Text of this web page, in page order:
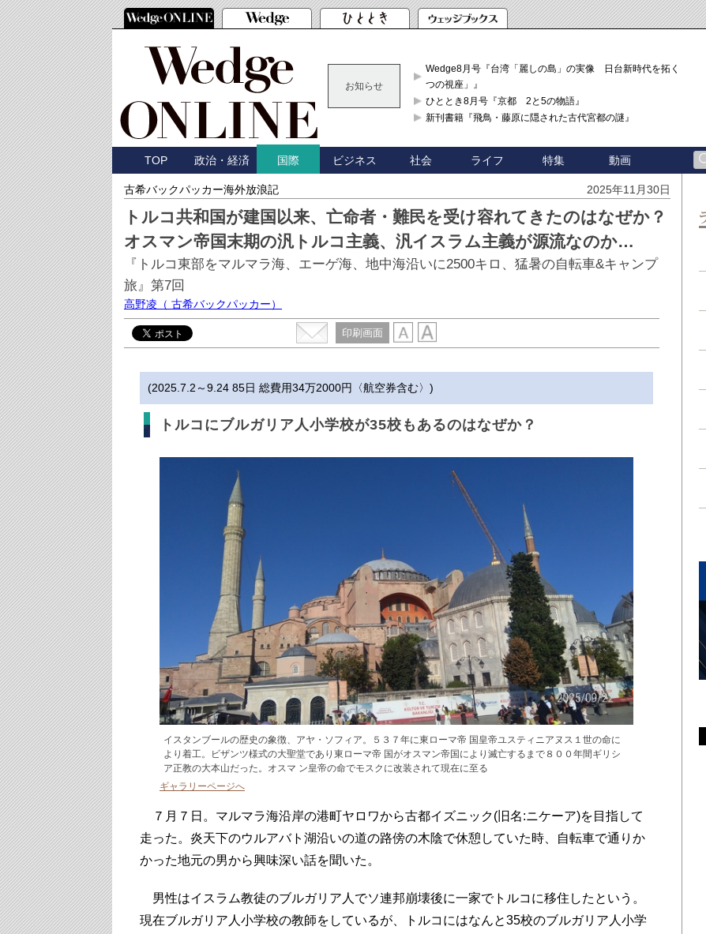
お知らせ
Wedge8月号『台湾「麗しの島」の実像 日台新時代を拓く「3
つの視座」』
ひととき8月号『京都 2と5の物語』
新刊書籍『飛鳥・藤原に隠された古代宮都の謎』
TOP 政治・経済 国際 ビジネス 社会 ライフ 特集 動画
古希バックパッカー海外放浪記 2025年11月30日
トルコ共和国が建国以来、亡命者・難民を受け容れてきたのはなぜか？
オスマン帝国末期の汎トルコ主義、汎イスラム主義が源流なのか…
『トルコ東部をマルマラ海、エーゲ海、地中海沿いに2500キロ、猛暑の自転車&キャンプ
旅』第7回
高野凌 （ 古希バックパッカー）
印刷画面
(2025.7.2～9.24 85日 総費用34万2000円〈航空券含む〉)
トルコにブルガリア人小学校が35校もあるのはなぜか？
イスタンブールの歴史の象徴、アヤ・ソフィア。５３７年に東ローマ帝 国皇帝ユスティニアヌス１世の命に
より着工。ビザンツ様式の大聖堂であり東ローマ帝 国がオスマン帝国により滅亡するまで８００年間ギリシ
ア正教の大本山だった。オスマ ン皇帝の命でモスクに改装されて現在に至る
ギャラリーページへ
７月７日。マルマラ海沿岸の港町ヤロワから古都イズニック(旧名:ニケーア)を目指して
走った。炎天下のウルアバト湖沿いの道の路傍の木陰で休憩していた時、自転車で通りか
かった地元の男から興味深い話を聞いた。
男性はイスラム教徒のブルガリア人でソ連邦崩壊後に一家でトルコに移住したという。
現在ブルガリア人小学校の教師をしているが、トルコにはなんと35校のブルガリア人小学